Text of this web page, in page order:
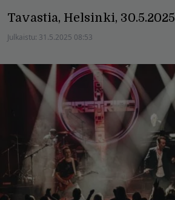
Tavastia, Helsinki, 30.5.2025
Julkaistu: 31.5.2025 08:53